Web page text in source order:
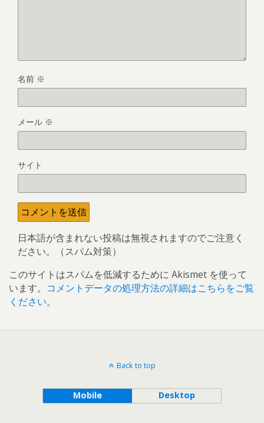
名前 ※
メール ※
サイト
日本語が含まれない投稿は無視されますのでご注意く
ださい。（スパム対策）
このサイトはスパムを低減するために Akismet を使って
います。 コメントデータの処理方法の詳細はこちらをご覧
ください。
Back to top
Mobile Desktop